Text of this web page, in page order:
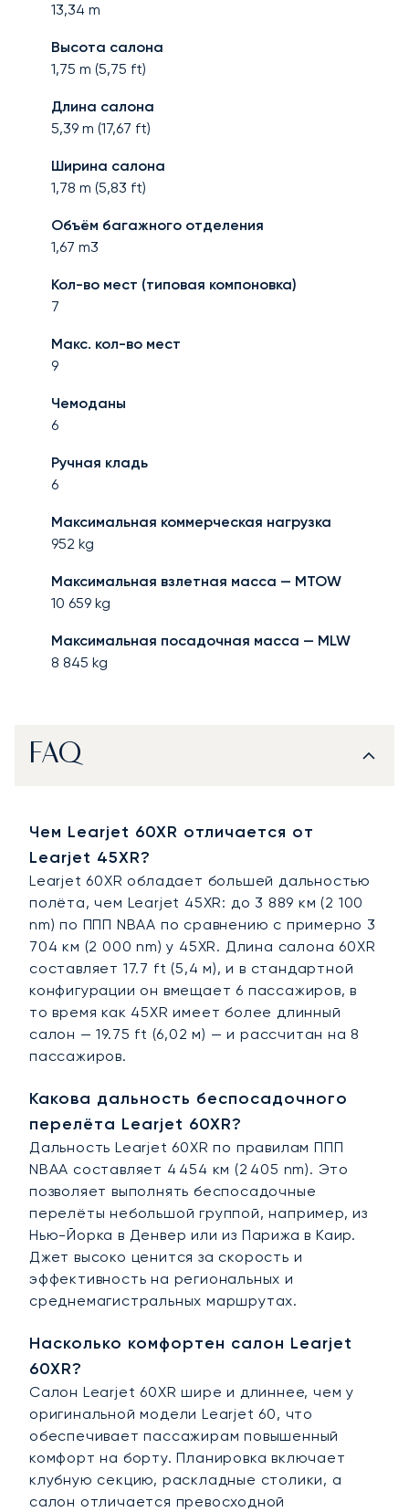
13,34 m
Высота салона
1,75 m (5,75 ft)
Длина салона
5,39 m (17,67 ft)
Ширина салона
1,78 m (5,83 ft)
Объём багажного отделения
1,67 m3
Кол-во мест (типовая компоновка)
7
Макс. кол-во мест
9
Чемоданы
6
Ручная кладь
6
Максимальная коммерческая нагрузка
952 kg
Максимальная взлетная масса — MTOW
10 659 kg
Максимальная посадочная масса — MLW
8 845 kg
FAQ
Чем Learjet 60XR отличается от
Learjet 45XR?
Learjet 60XR обладает большей дальностью
полёта, чем Learjet 45XR: до 3 889 км (2 100
nm) по ППП NBAA по сравнению с примерно 3
704 км (2 000 nm) у 45XR. Длина салона 60XR
составляет 17.7 ft (5,4 м), и в стандартной
конфигурации он вмещает 6 пассажиров, в
то время как 45XR имеет более длинный
салон — 19.75 ft (6,02 м) — и рассчитан на 8
пассажиров.
Какова дальность беспосадочного
перелёта Learjet 60XR?
Дальность Learjet 60XR по правилам ППП
NBAA составляет 4 454 км (2 405 nm). Это
позволяет выполнять беспосадочные
перелёты небольшой группой, например, из
Нью-Йорка в Денвер или из Парижа в Каир.
Джет высоко ценится за скорость и
эффективность на региональных и
среднемагистральных маршрутах.
Насколько комфортен салон Learjet
60XR?
Салон Learjet 60XR шире и длиннее, чем у
оригинальной модели Learjet 60, что
обеспечивает пассажирам повышенный
комфорт на борту. Планировка включает
клубную секцию, раскладные столики, а
салон отличается превосходной